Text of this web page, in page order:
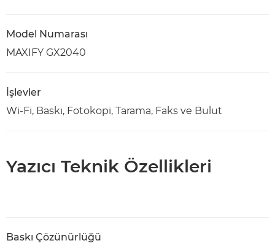
Model Numarası
MAXIFY GX2040
İşlevler
Wi-Fi, Baskı, Fotokopi, Tarama, Faks ve Bulut
Yazıcı Teknik Özellikleri
Baskı Çözünürlüğü